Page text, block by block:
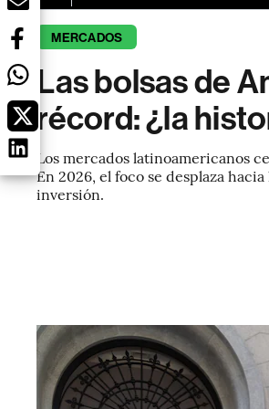
MERCADOS
Las bolsas de
récord: ¿la
Los mercados latinoamericanos
En 2026, el foco se desplaza
inversión.